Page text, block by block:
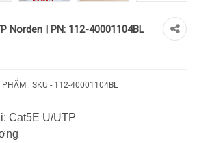
Norden | PN: 112-40001104BL
PHẨM : SKU - 112-40001104BL
Cat5E U/UTP